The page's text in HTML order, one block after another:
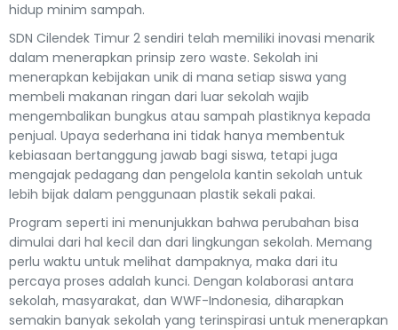
hidup minim sampah.
SDN Cilendek Timur 2 sendiri telah memiliki inovasi menarik
dalam menerapkan prinsip zero waste. Sekolah ini
menerapkan kebijakan unik di mana setiap siswa yang
membeli makanan ringan dari luar sekolah wajib
mengembalikan bungkus atau sampah plastiknya kepada
penjual. Upaya sederhana ini tidak hanya membentuk
kebiasaan bertanggung jawab bagi siswa, tetapi juga
mengajak pedagang dan pengelola kantin sekolah untuk
lebih bijak dalam penggunaan plastik sekali pakai.
Program seperti ini menunjukkan bahwa perubahan bisa
dimulai dari hal kecil dan dari lingkungan sekolah. Memang
perlu waktu untuk melihat dampaknya, maka dari itu
percaya proses adalah kunci. Dengan kolaborasi antara
sekolah, masyarakat, dan WWF-Indonesia, diharapkan
semakin banyak sekolah yang terinspirasi untuk menerapkan